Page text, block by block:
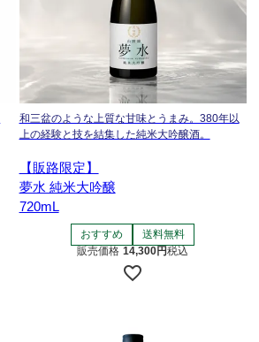
和三盆のような上質な甘味とうまみ。380年以
上の経験と技を結集した純米大吟醸酒。
【販路限定】
夢水 純米大吟醸
720mL
おすすめ
送料無料
販売価格 14,300 税込